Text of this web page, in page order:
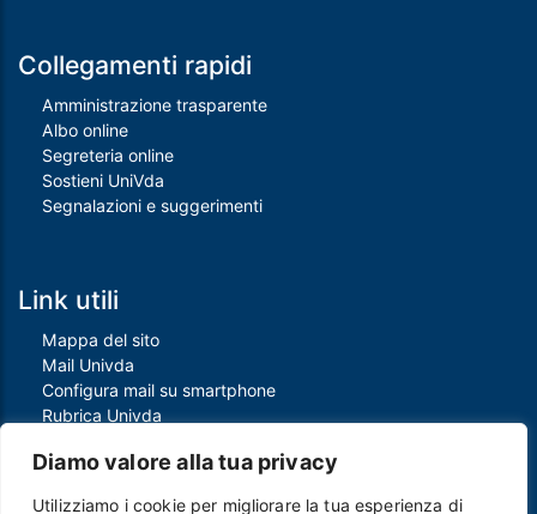
Diamo valore alla tua privacy
Utilizziamo i cookie per migliorare la tua esperienza di
Collegamenti rapidi
Amministrazione trasparente
Albo online
Segreteria online
Sostieni UniVda
Segnalazioni e suggerimenti
Link utili
Mappa del sito
Mail Univda
Configura mail su smartphone
Rubrica Univda